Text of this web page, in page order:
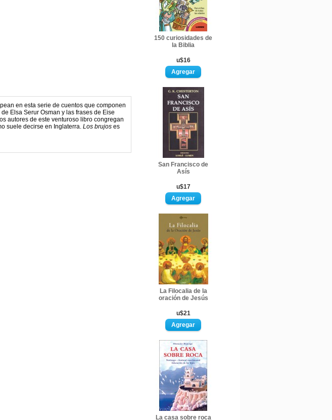
150 curiosidades de
la Biblia
u$16
San Francisco de
Asís
u$17
La Filocalia de la
oración de Jesús
u$21
La casa sobre roca
en esta serie de cuentos que componen
Elsa Serur Osman y las frases de Eise
autores de este venturoso libro congregan
suele decirse en Inglaterra. Los brujos es